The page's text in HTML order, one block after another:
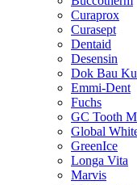
Curaprox
Curasept
Dentaid
Desensin
Dok Bau Ku
Emmi-Dent
Fuchs
GC Tooth
Global
GreenIce
Longa Vita
Marvis